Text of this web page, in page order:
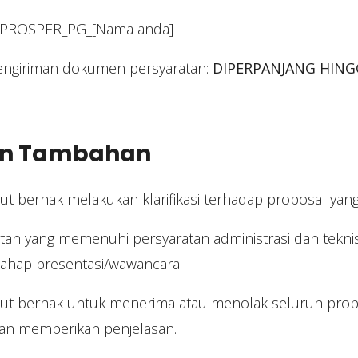
anda]
dokumen persyaratan: DIPERPANJANG
Tambahan
berhak melakukan klarifikasi terhadap proposal
yang memenuhi persyaratan administrasi dan
presentasi/wawancara.
berhak untuk menerima atau menolak seluruh
memberikan penjelasan.